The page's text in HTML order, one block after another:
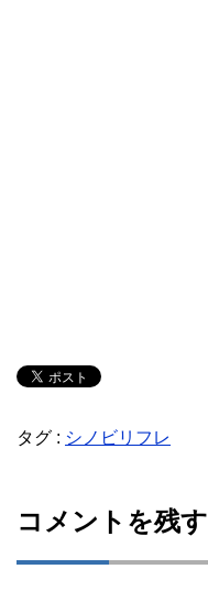
タグ : シノビリフレ
コメントを残す